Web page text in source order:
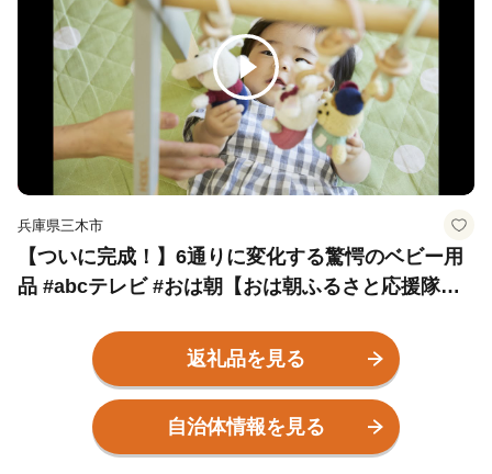
兵庫県三木市
【ついに完成！】6通りに変化する驚愕のベビー用
品 #abcテレビ #おは朝【おは朝ふるさと応援隊】
返礼品を見る
自治体情報を見る